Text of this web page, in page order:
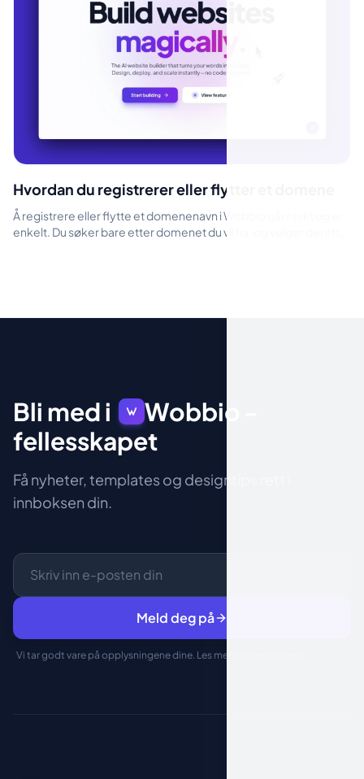
Hvordan du registrerer eller flytter et domene
Å registrere eller flytte et domenenavn i Wobbio går raskt og er
enkelt. Du søker bare etter domenet du vil ha, og velger deretter
Bli med i Wobbio
fellesskapet
Få nyheter, templates og designtips rett i
innboksen din.
Meld deg på
Vi tar godt vare på opplysningene dine. Les mer om